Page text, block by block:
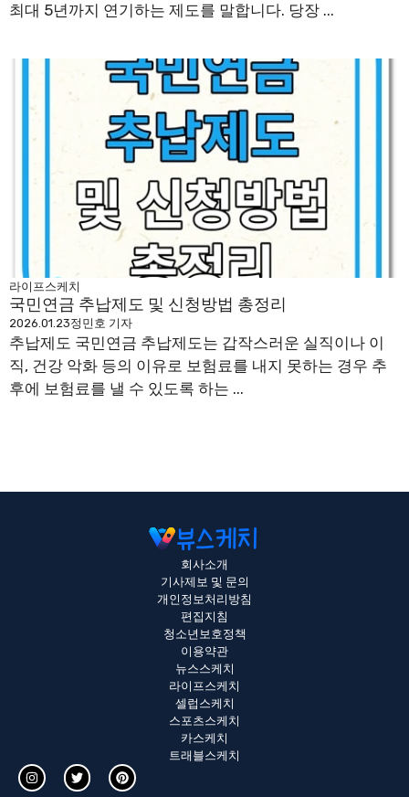
최대 5년까지 연기하는 제도를 말합니다. 당장 ...
라이프스케치
국민연금 추납제도 및 신청방법 총정리
2026.01.23정민호 기자
추납제도 국민연금 추납제도는 갑작스러운 실직이나 이
직, 건강 악화 등의 이유로 보험료를 내지 못하는 경우 추
후에 보험료를 낼 수 있도록 하는 ...
회사소개
기사제보 및 문의
개인정보처리방침
편집지침
청소년보호정책
이용약관
뉴스스케치
라이프스케치
셀럽스케치
스포츠스케치
카스케치
트래블스케치